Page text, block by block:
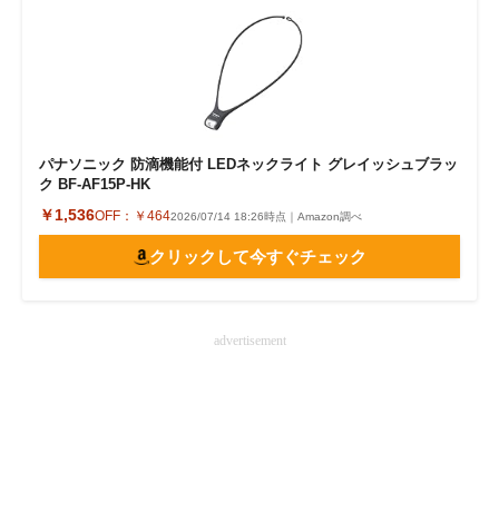
パナソニック 防滴機能付 LEDネックライト グレイッシュブラッ
ク BF-AF15P-HK
￥1,536OFF： ￥4642026/07/14 18:26時点｜Amazon調べ
クリックして今すぐチェック
advertisement